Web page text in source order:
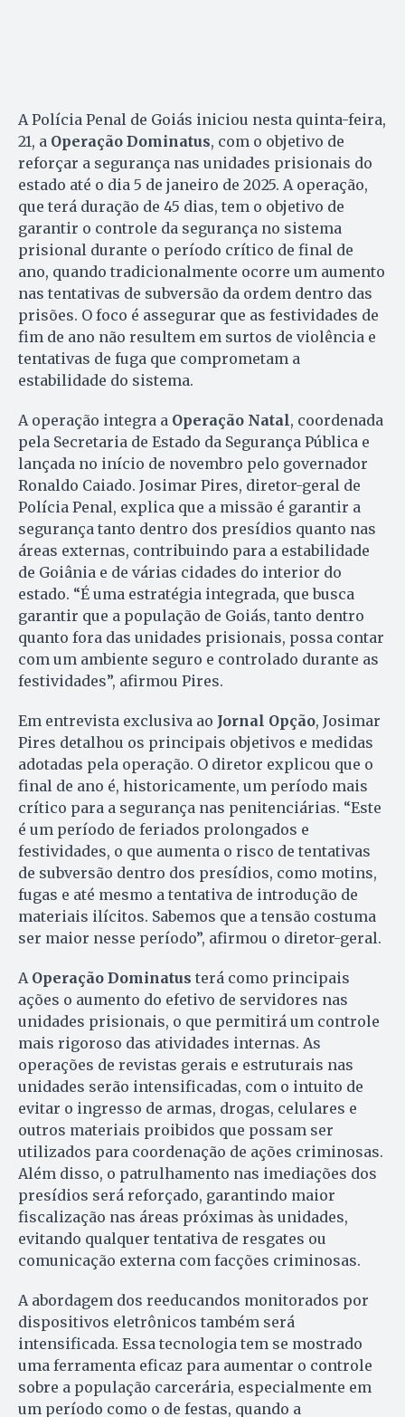
A Polícia Penal de Goiás iniciou nesta quinta-feira,
21, a Operação Dominatus, com o objetivo de
reforçar a segurança nas unidades prisionais do
estado até o dia 5 de janeiro de 2025. A operação,
que terá duração de 45 dias, tem o objetivo de
garantir o controle da segurança no sistema
prisional durante o período crítico de final de
ano, quando tradicionalmente ocorre um aumento
nas tentativas de subversão da ordem dentro das
prisões. O foco é assegurar que as festividades de
fim de ano não resultem em surtos de violência e
tentativas de fuga que comprometam a
estabilidade do sistema.
A operação integra a Operação Natal, coordenada
pela Secretaria de Estado da Segurança Pública e
lançada no início de novembro pelo governador
Ronaldo Caiado. Josimar Pires, diretor-geral de
Polícia Penal, explica que a missão é garantir a
segurança tanto dentro dos presídios quanto nas
áreas externas, contribuindo para a estabilidade
de Goiânia e de várias cidades do interior do
estado. “É uma estratégia integrada, que busca
garantir que a população de Goiás, tanto dentro
quanto fora das unidades prisionais, possa contar
com um ambiente seguro e controlado durante as
festividades”, afirmou Pires.
Em entrevista exclusiva ao Jornal Opção, Josimar
Pires detalhou os principais objetivos e medidas
adotadas pela operação. O diretor explicou que o
final de ano é, historicamente, um período mais
crítico para a segurança nas penitenciárias. “Este
é um período de feriados prolongados e
festividades, o que aumenta o risco de tentativas
de subversão dentro dos presídios, como motins,
fugas e até mesmo a tentativa de introdução de
materiais ilícitos. Sabemos que a tensão costuma
ser maior nesse período”, afirmou o diretor-geral.
A Operação Dominatus terá como principais
ações o aumento do efetivo de servidores nas
unidades prisionais, o que permitirá um controle
mais rigoroso das atividades internas. As
operações de revistas gerais e estruturais nas
unidades serão intensificadas, com o intuito de
evitar o ingresso de armas, drogas, celulares e
outros materiais proibidos que possam ser
utilizados para coordenação de ações criminosas.
Além disso, o patrulhamento nas imediações dos
presídios será reforçado, garantindo maior
fiscalização nas áreas próximas às unidades,
evitando qualquer tentativa de resgates ou
comunicação externa com facções criminosas.
A abordagem dos reeducandos monitorados por
dispositivos eletrônicos também será
intensificada. Essa tecnologia tem se mostrado
uma ferramenta eficaz para aumentar o controle
sobre a população carcerária, especialmente em
um período como o de festas, quando a